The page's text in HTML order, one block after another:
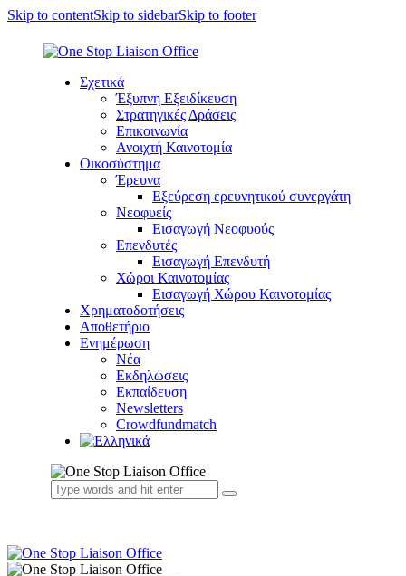
Skip to contentSkip to sidebarSkip to footer
Σχετικά
Έξυπνη Εξειδίκευση
Στρατηγικές Δράσεις
Επικοινωνία
Ανοιχτή Καινοτομία
Οικοσύστημα
Έρευνα
Εξεύρεση ερευνητικού συνεργάτη
Νεοφυείς
Εισαγωγή Νεοφυούς
Επενδυτές
Εισαγωγή Επενδυτή
Χώροι Καινοτομίας
Εισαγωγή Χώρου Καινοτομίας
Χρηματοδοτήσεις
Αποθετήριο
Ενημέρωση
Νέα
Εκδηλώσεις
Εκπαίδευση
Newsletters
Crowdfundmatch